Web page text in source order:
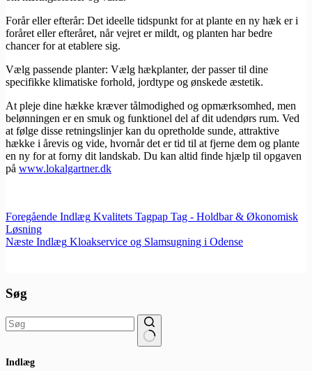
Forår eller efterår: Det ideelle tidspunkt for at plante en ny hæk er i
foråret eller efteråret, når vejret er mildt, og planten har bedre
chancer for at etablere sig.
Vælg passende planter: Vælg hækplanter, der passer til dine
specifikke klimatiske forhold, jordtype og ønskede æstetik.
At pleje dine hække kræver tålmodighed og opmærksomhed, men
belønningen er en smuk og funktionel del af dit udendørs rum. Ved
at følge disse retningslinjer kan du opretholde sunde, attraktive
hække i årevis og vide, hvornår det er tid til at fjerne dem og plante
en ny for at forny dit landskab. Du kan altid finde hjælp til opgaven
på www.lokalgartner.dk
Foregående Indlæg Kvalitets Tagpap Tag - Holdbar & Økonomisk
Løsning
Næste Indlæg Kloakservice og Slamsugning i Odense
Søg
resultater
Indlæg